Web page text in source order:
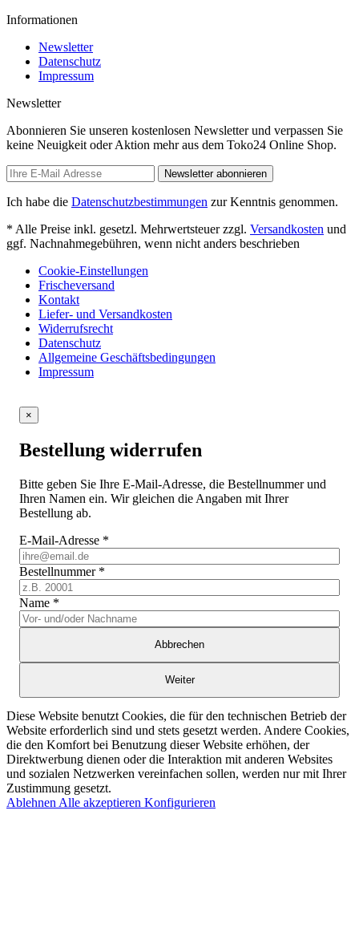
Informationen
Newsletter
Datenschutz
Impressum
Newsletter
Abonnieren Sie unseren kostenlosen Newsletter und verpassen Sie
keine Neuigkeit oder Aktion mehr aus dem Toko24 Online Shop.
Newsletter abonnieren
Ich habe die Datenschutzbestimmungen zur Kenntnis genommen.
* Alle Preise inkl. gesetzl. Mehrwertsteuer zzgl. Versandkosten und
ggf. Nachnahmegebühren, wenn nicht anders beschrieben
Cookie-Einstellungen
Frischeversand
Kontakt
Liefer- und Versandkosten
Widerrufsrecht
Datenschutz
Allgemeine Geschäftsbedingungen
Impressum
×
Bestellung widerrufen
Bitte geben Sie Ihre E-Mail-Adresse, die Bestellnummer und
Ihren Namen ein. Wir gleichen die Angaben mit Ihrer
Bestellung ab.
E-Mail-Adresse *
Bestellnummer *
Name *
Abbrechen
Weiter
Diese Website benutzt Cookies, die für den technischen Betrieb der
Website erforderlich sind und stets gesetzt werden. Andere Cookies,
die den Komfort bei Benutzung dieser Website erhöhen, der
Direktwerbung dienen oder die Interaktion mit anderen Websites
und sozialen Netzwerken vereinfachen sollen, werden nur mit Ihrer
Zustimmung gesetzt.
Ablehnen Alle akzeptieren Konfigurieren